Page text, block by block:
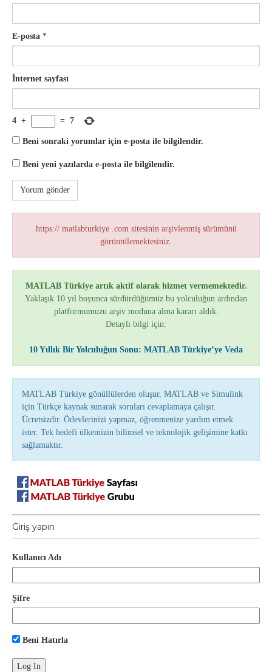
E-posta *
İnternet sayfası
4 + = 7
Beni sonraki yorumlar için e-posta ile bilgilendir.
Beni yeni yazılarda e-posta ile bilgilendir.
https:// matlabturkiye .com sitesinin arşivlenmiş sürümünü
görüntülemektesiniz.
MATLAB Türkiye artık aktif olarak hizmet vermemektedir.
Yaklaşık 10 yıl boyunca sürdürdüğümüz bu yolculuğun ardından
platformumuzu arşiv moduna alma kararı aldık.
Detaylı bilgi için:
10 Yıllık Bir Yolculuğun Sonu: MATLAB Türkiye’ye Veda
MATLAB Türkiye gönüllülerden oluşur, MATLAB ve Simulink
için Türkçe kaynak sunarak soruları cevaplamaya çalışır.
Ücretsizdir. Ödevlerinizi yapmaz, öğrenmenize yardım etmek
ister. Tek hedefi ülkemizin bilimsel ve teknolojik gelişimine katkı
sağlamaktır.
Giriş yapın
Kullanıcı Adı
Şifre
Beni Hatırla